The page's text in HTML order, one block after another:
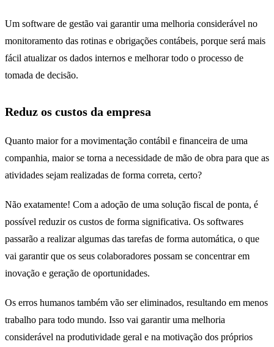
Um software de gestão vai garantir uma melhoria considerável no
monitoramento das rotinas e obrigações contábeis, porque será mais
fácil atualizar os dados internos e melhorar todo o processo de
tomada de decisão.
Reduz os custos da empresa
Quanto maior for a movimentação contábil e financeira de uma
companhia, maior se torna a necessidade de mão de obra para que as
atividades sejam realizadas de forma correta, certo?
Não exatamente! Com a adoção de uma solução fiscal de ponta, é
possível reduzir os custos de forma significativa. Os softwares
passarão a realizar algumas das tarefas de forma automática, o que
vai garantir que os seus colaboradores possam se concentrar em
inovação e geração de oportunidades.
Os erros humanos também vão ser eliminados, resultando em menos
trabalho para todo mundo. Isso vai garantir uma melhoria
considerável na produtividade geral e na motivação dos próprios